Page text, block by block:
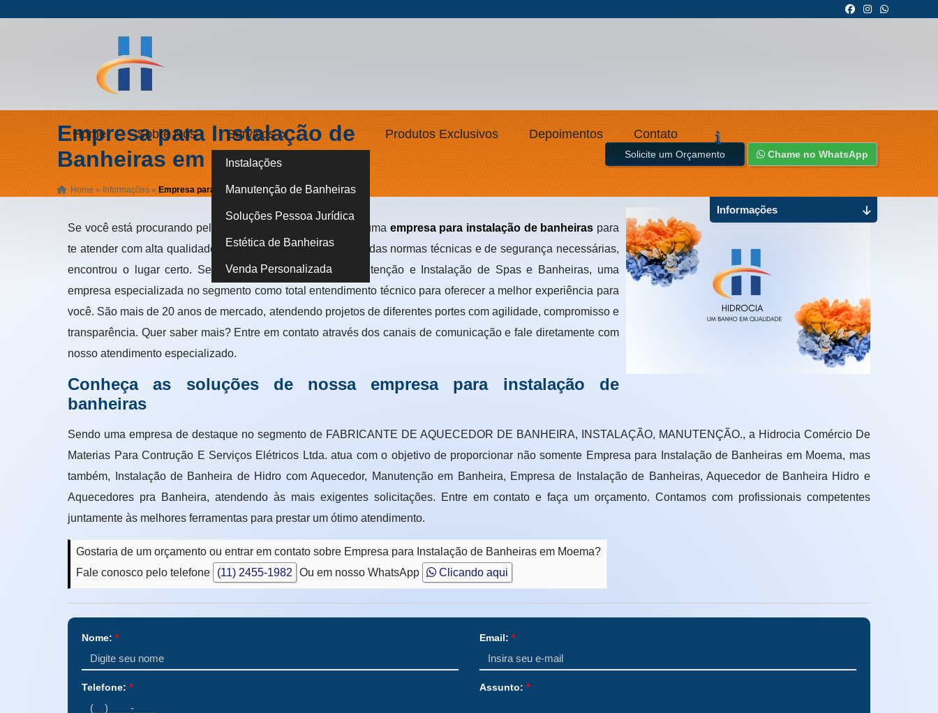
Home Sobre Nós Serviços
Instalações
Manutenção de Banheiras
Soluções Pessoa Jurídica
Estética de Banheiras
Venda Personalizada
Produtos Exclusivos Depoimentos Contato
Empresa para Instalação de
Banheiras em Moema
Home » Informações » Empresa para Instalação de Banheiras em Moema
Solicite um Orçamento Chame no WhatsApp
Se você está procurando pelo melhor lugar onde encontrar uma empresa para instalação de banheiras para
te atender com alta qualidade, dispositivos projetado dentro das normas técnicas e de segurança necessárias,
encontrou o lugar certo. Seja bem-vindo à Hidrocia Manutenção e Instalação de Spas e Banheiras, uma
empresa especializada no segmento como total entendimento técnico para oferecer a melhor experiência para
você. São mais de 20 anos de mercado, atendendo projetos de diferentes portes com agilidade, compromisso e
transparência. Quer saber mais? Entre em contato através dos canais de comunicação e fale diretamente com
nosso atendimento especializado.
Conheça as soluções de nossa empresa para instalação de
banheiras
Sendo uma empresa de destaque no segmento de FABRICANTE DE AQUECEDOR DE BANHEIRA, INSTALAÇÃO, MANUTENÇÃO., a Hidrocia Comércio De
Materias Para Contrução E Serviços Elétricos Ltda. atua com o objetivo de proporcionar não somente Empresa para Instalação de Banheiras em Moema, mas
também, Instalação de Banheira de Hidro com Aquecedor, Manutenção em Banheira, Empresa de Instalação de Banheiras, Aquecedor de Banheira Hidro e
Aquecedores pra Banheira, atendendo às mais exigentes solicitações. Entre em contato e faça um orçamento. Contamos com profissionais competentes
juntamente às melhores ferramentas para prestar um ótimo atendimento.
Gostaria de um orçamento ou entrar em contato sobre Empresa para Instalação de Banheiras em Moema?
Fale conosco pelo telefone
(11) 2455-1982 Ou em nosso WhatsApp Clicando aqui
Nome:* Email: *
Telefone:* Assunto: *
Informações